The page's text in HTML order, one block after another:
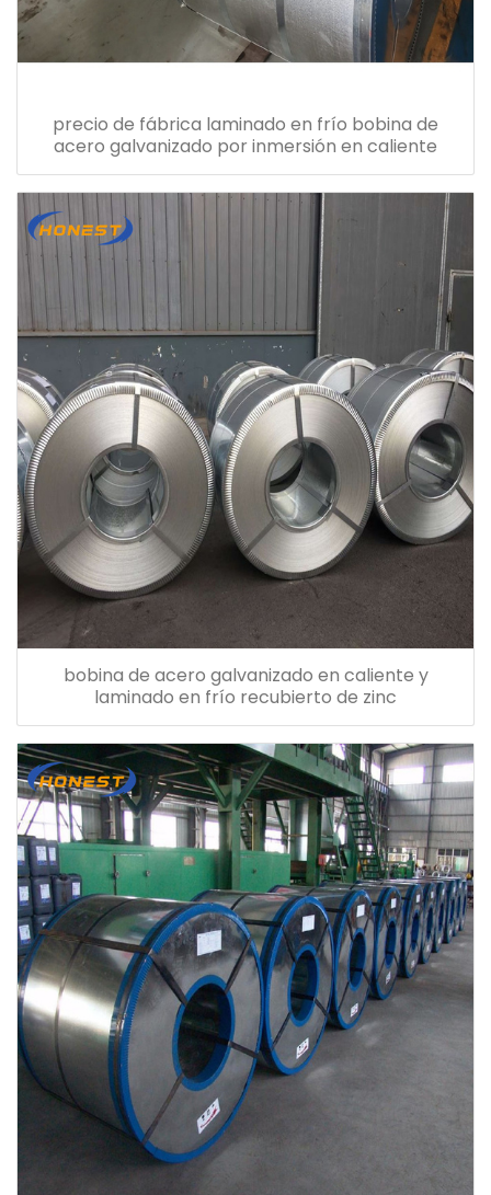
precio de fábrica laminado en frío bobina de
acero galvanizado por inmersión en caliente
bobina de acero galvanizado en caliente y
laminado en frío recubierto de zinc